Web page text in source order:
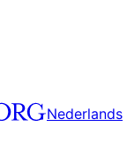
Nederlands